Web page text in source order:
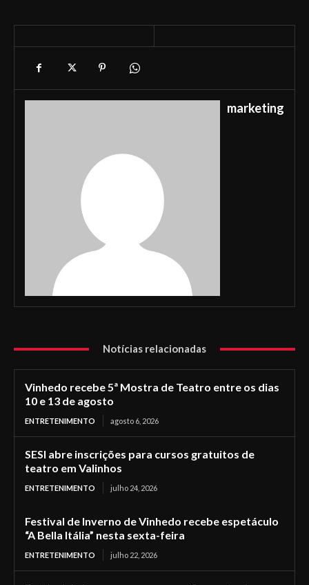
marketing
Notícias relacionadas
Vinhedo recebe 5ª Mostra de Teatro entre os dias
10 e 13 de agosto
ENTRETENIMENTO agosto 6, 2026
SESI abre inscrições para cursos gratuitos de
teatro em Valinhos
ENTRETENIMENTO julho 24, 2026
Festival de Inverno de Vinhedo recebe espetáculo
“A Bella Itália” nesta sexta-feira
ENTRETENIMENTO julho 22, 2026